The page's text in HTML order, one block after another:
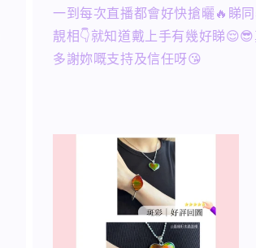
一到每次直播都會好快搶曬🔥睇
靚相👇就知道戴上手有幾好睇
多謝妳嘅支持及信任呀😘